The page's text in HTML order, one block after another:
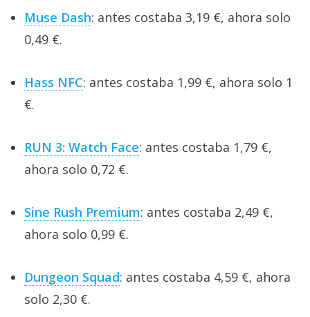
Muse Dash: antes costaba 3,19 €, ahora solo
0,49 €.
Hass NFC: antes costaba 1,99 €, ahora solo 1
€.
RUN 3: Watch Face: antes costaba 1,79 €,
ahora solo 0,72 €.
Sine Rush Premium: antes costaba 2,49 €,
ahora solo 0,99 €.
Dungeon Squad: antes costaba 4,59 €, ahora
solo 2,30 €.